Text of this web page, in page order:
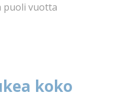
puoli vuotta
koko